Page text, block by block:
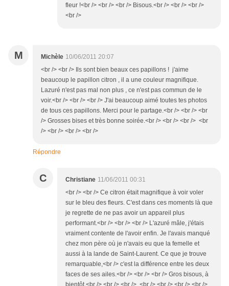
fleur !<br /> <br /> <br /> Bisous.<br /> <br /> <br />
<br />
M Michèle 10/06/2011 20:07
<br /> <br /> Ils sont bien beaux ces papillons ! j'aime
beaucoup le papillon citron , il a une couleur magnifique.
Lazuré n'est pas mal non plus , ce n'est pas commun de le
voir.<br /> <br /> <br /> J'ai beaucoup aimé toutes tes photos
de tous ces papillons. Merci pour le partage.<br /> <br /> <br
/> Grosses bises et très bonne soirée.<br /> <br /> <br /> <br
/> <br /> <br /> <br />
Répondre
C Christiane 11/06/2011 00:31
<br /> <br /> Ce citron était magnifique à voir voler
sur le bleu des fleurs. C'est dans ces moments là que
je regrette de ne pas avoir un appareil plus
performant.<br /> <br /> <br /> L'azuré mâle, j'étais
vraiment contente de l'avoir enfin. Je l'avais manqué
chez mon père où je n'avais eu que la femelle et
aussi à la lande de Saint-Laurent. Ce que je trouve
remarquable,<br /> c'est la différence entre les deux
faces de ses ailes.<br /> <br /> <br /> Gros bisous, à
bientôt.<br /> <br /> <br /> <br /> <br /> <br /> <br />